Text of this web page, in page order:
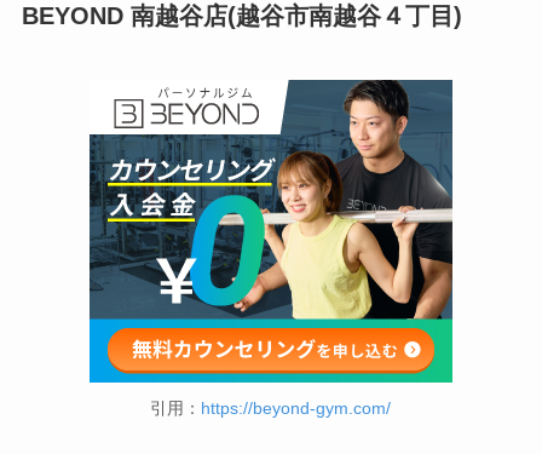
BEYOND 南越谷店(越谷市南越谷４丁目)
引用： https://beyond-gym.com/